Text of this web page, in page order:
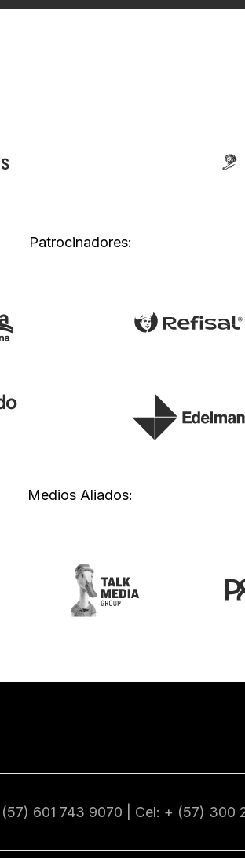
Patrocinadores:
Medios Aliados:
601 743 9070 | Cel: + (57) 300